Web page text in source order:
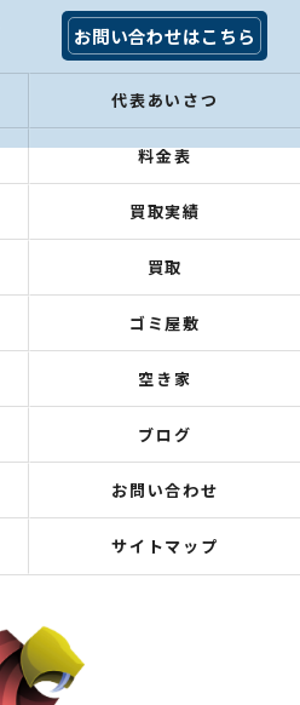
お問い合わせはこちら
代表あいさつ
料金表
買取実績
買取
ゴミ屋敷
空き家
ブログ
お問い合わせ
サイトマップ